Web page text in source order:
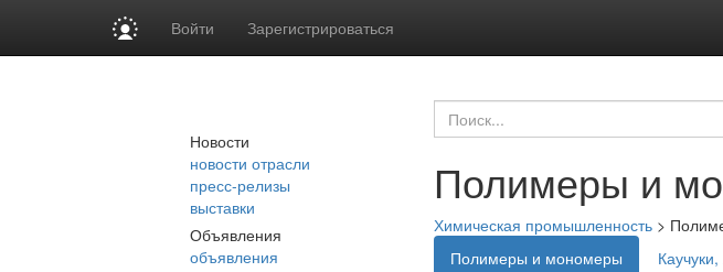
Войти Зарегистрироваться
Новости
новости отрасли
пресс-релизы
выставки
Объявления
объявления
Полимеры и
Химическая промышленность >
Полимеры и мономеры